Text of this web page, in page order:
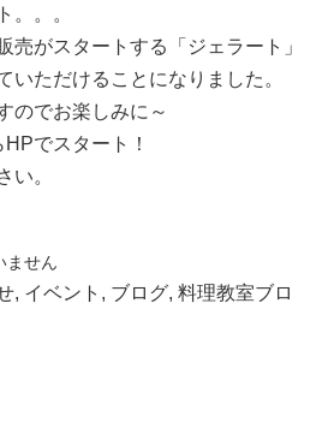
。。。
売がスタートする「ジェラート」
いただけることになりました。
のでお楽しみに～
でスタート！
い。
ません
, イベント , ブログ,料理教室ブロ